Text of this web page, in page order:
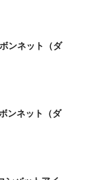
ンネット（ダ
ンネット（ダ